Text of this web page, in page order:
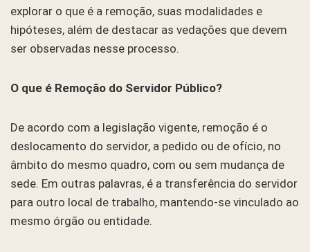
explorar o que é a remoção, suas modalidades e
hipóteses, além de destacar as vedações que devem
ser observadas nesse processo.
O que é Remoção do Servidor Público?
De acordo com a legislação vigente, remoção é o
deslocamento do servidor, a pedido ou de ofício, no
âmbito do mesmo quadro, com ou sem mudança de
sede. Em outras palavras, é a transferência do servidor
para outro local de trabalho, mantendo-se vinculado ao
mesmo órgão ou entidade.